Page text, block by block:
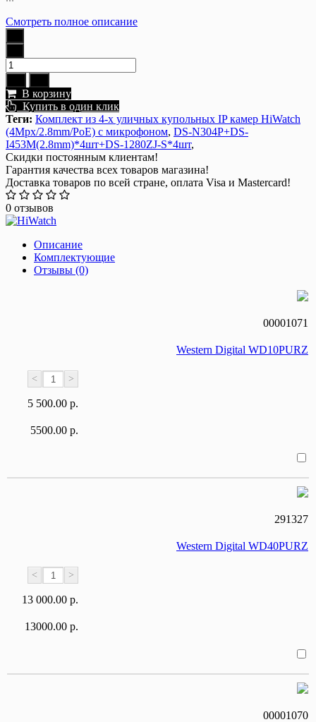
Смотреть полное описание
В корзину
Купить в один клик
Теги: Комплект из 4-х уличных купольных IP камер HiWatch
(4Mpx/2.8mm/PoE) с микрофоном, DS-N304P+DS-
I453M(2.8mm)*4шт+DS-1280ZJ-S*4шт,
Скидки постоянным клиентам!
Гарантия качества всех товаров магазина!
Доставка товаров по всей стране, оплата Visa и Mastercard!
0 отзывов
Описание
Комплектующие
Отзывы (0)
00001071
Western Digital WD10PURZ
< >
5 500.00 р.
5500.00 р.
291327
Western Digital WD40PURZ
< >
13 000.00 р.
13000.00 р.
00001070